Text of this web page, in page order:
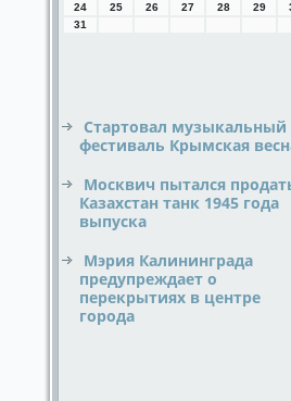
24
25 26 27 28 29
31
Стартовал музыкальный
фестиваль Крымская
Москвич пытался
Казахстан танк 1945 года
выпуска
Мэрия Калининграда
предупреждает о
перекрытиях в центре
города